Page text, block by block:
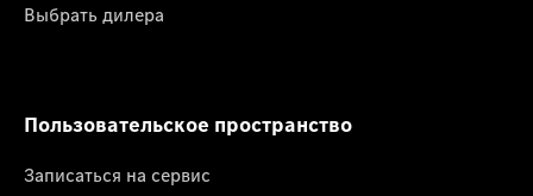
Выбрать дилера
Пользовательское пространство
Записаться на сервис